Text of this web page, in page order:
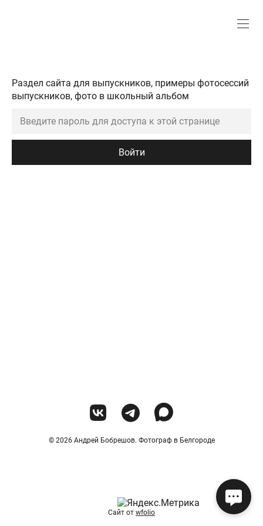
Раздел сайта для выпускников, примеры фотосессий
выпускников, фото в школьный альбом
Войти
© 2026 Андрей Бобрешов. Фотограф в Белгороде
Сайт от wfolio